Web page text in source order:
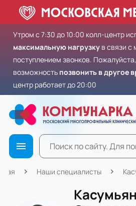
Утром с 7:30 до 10:00 колл-центр
максимальную нагрузку в связи с
поступлением звонков.
возможность позвонить в другое
центр работает до 20:00
Наши специалисты